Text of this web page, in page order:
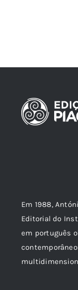
Em 1988,
Editorial do
em português